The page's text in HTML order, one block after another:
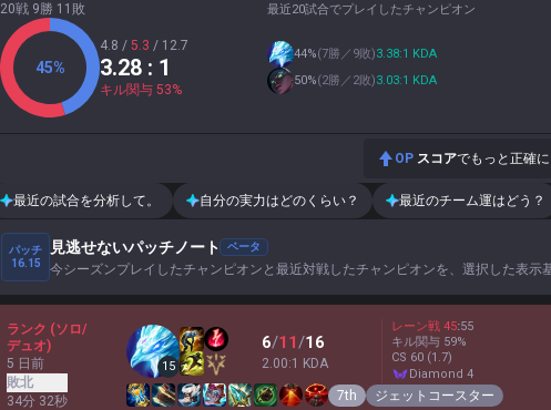
20戦 9勝 11敗
45%
4.8 / 5.3 / 12.7
3.28 : 1
キル関与 53%
最近20試合でプレイしたチャンピオン
44%(7勝／9敗)3.38:1 KDA
50%(2勝／2敗)3.03:1 KDA
OP スコアでもっと正確
最近の試合を分析して。 自分の実力はどのくらい？ 最近のチーム運はどう？
パッチ
16.15
見逃せないパッチノート ベータ
今シーズンプレイしたチャンピオンと最近対戦したチャンピオンを、選択した表示
ランク (ソロ/
デュオ)
5 日前
敗北
34分 32秒
15
6/11/16
2.00:1 KDA
レーン戦 45:55
キル関与 59%
CS 60 (1.7)
diamond 4
7th ジェットコースター